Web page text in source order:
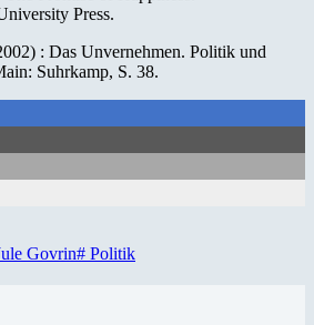
Press.
: Das Unvernehmen. Politik und
Suhrkamp, S. 38.
Govrin# Politik